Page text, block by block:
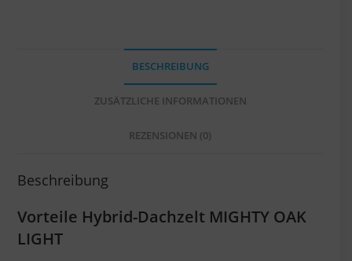
BESCHREIBUNG
ZUSÄTZLICHE INFORMATIONEN
REZENSIONEN (0)
Beschreibung
Vorteile Hybrid-Dachzelt MIGHTY OAK
LIGHT